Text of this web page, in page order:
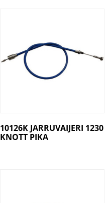
10126K JARRUVAIJERI 1230
KNOTT PIKA